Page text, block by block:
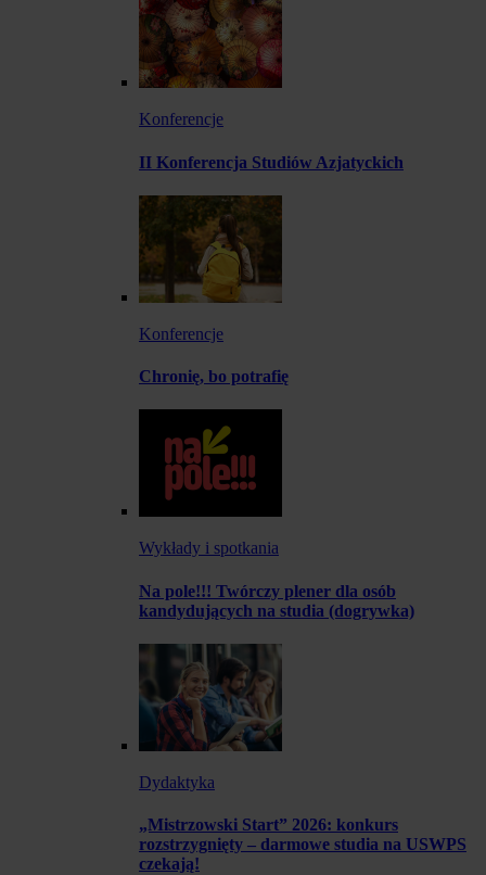
Konferencje
II Konferencja Studiów Azjatyckich
Konferencje
Chronię, bo potrafię
Wykłady i spotkania
Na pole!!! Twórczy plener dla osób
kandydujących na studia (dogrywka)
Dydaktyka
„Mistrzowski Start” 2026: konkurs
rozstrzygnięty – darmowe studia na USWPS
czekają!